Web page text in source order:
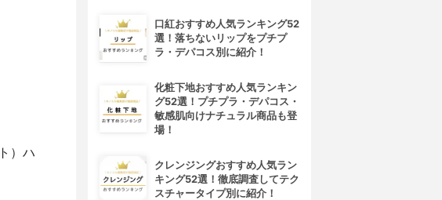
）ハ
口紅おすすめ人気ランキング52
選！落ちないリップをプチプ
ラ・デパコス別に紹介！
化粧下地おすすめ人気ランキン
グ52選！プチプラ・デパコス・
敏感肌向けナチュラル商品も登
場！
クレンジングおすすめ人気ラン
キング52選！徹底調査してテク
スチャータイプ別に紹介！